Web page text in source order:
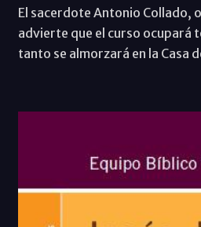
El sacerdote Antonio Collado,
advierte que el curso ocupará
tanto se almorzará en la Casa